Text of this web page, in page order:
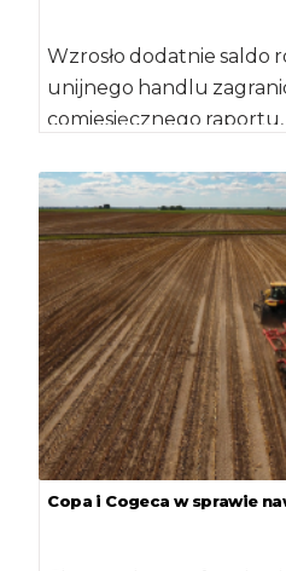
Wzrosło dodatnie saldo
unijnego handlu
comiesięcznego
eksport […]
Copa i Cogeca w sprawie